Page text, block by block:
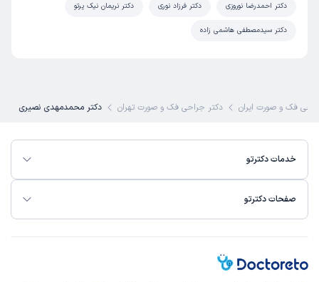
دکتر احمدرضا نوروزی دکتر فرزاد نوری دکتر نریمان نیک پرتو
دکتر سیدمصطفی هاشمی زاده
فک و صورت ایران دکتر جراحی فک و صورت تهران دکتر محمدمهدی نصیری
خدمات دکترتو
صفحات دکترتو